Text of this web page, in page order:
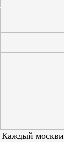
Каждый